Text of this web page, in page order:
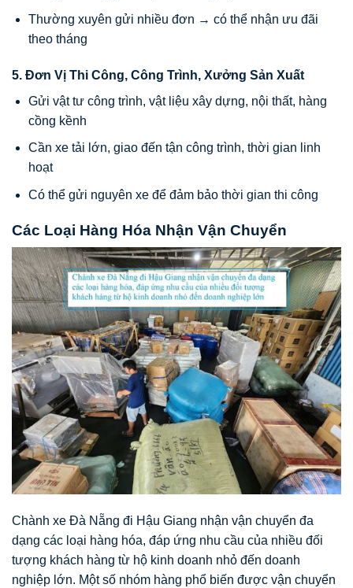
Thường xuyên gửi nhiều đơn → có thể nhận ưu đãi
theo tháng
5. Đơn Vị Thi Công, Công Trình, Xưởng Sản Xuất
Gửi vật tư công trình, vật liệu xây dựng, nội thất, hàng
cồng kềnh
Cần xe tải lớn, giao đến tận công trình, thời gian linh
hoạt
Có thể gửi nguyên xe để đảm bảo thời gian thi công
Các Loại Hàng Hóa Nhận Vận Chuyển
Chành xe Đà Nẵng đi Hậu Giang nhận vận chuyển đa
dạng các loại hàng hóa, đáp ứng nhu cầu của nhiều đối
tượng khách hàng từ hộ kinh doanh nhỏ đến doanh
nghiệp lớn. Một số nhóm hàng phổ biến được vận chuyển